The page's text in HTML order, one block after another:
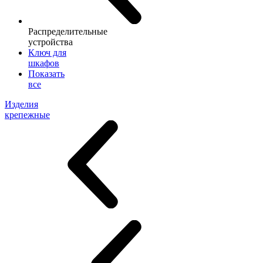
Распределительные
устройства
Ключ для
шкафов
Показать
все
Изделия
крепежные